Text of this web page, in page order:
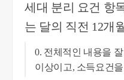
세대 분리 요건 항
는 달의 직전 12개
모호함에 따라서 적절한 증여
궁금합니다
0. 전체적인 내용을 잘 못
이상이고, 소득요건